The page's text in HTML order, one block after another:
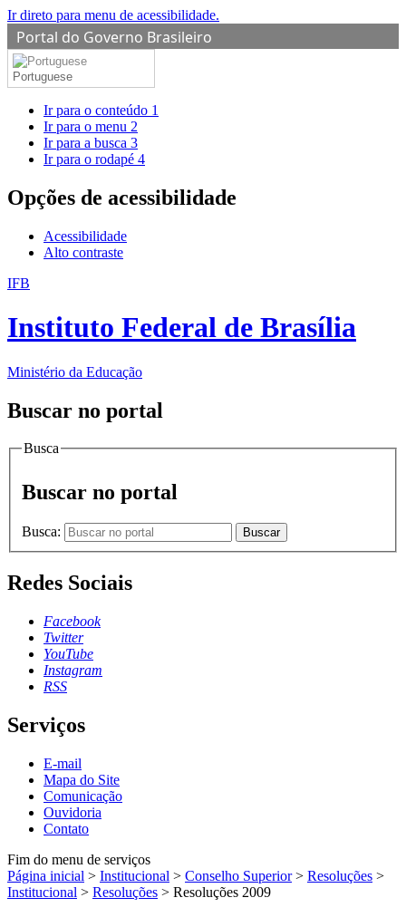
Ir direto para menu de acessibilidade.
Portal do Governo Brasileiro
Portuguese
Ir para o conteúdo 1
Ir para o menu 2
Ir para a busca 3
Ir para o rodapé 4
Opções de acessibilidade
Acessibilidade
Alto contraste
IFB
Instituto Federal de Brasília
Ministério da Educação
Buscar no portal
Busca
Buscar no portal
Busca: Buscar
Redes Sociais
Facebook
Twitter
YouTube
Instagram
RSS
Serviços
E-mail
Mapa do Site
Comunicação
Ouvidoria
Contato
Fim do menu de serviços
Página inicial > Institucional > Conselho Superior > Resoluções >
Institucional > Resoluções > Resoluções 2009